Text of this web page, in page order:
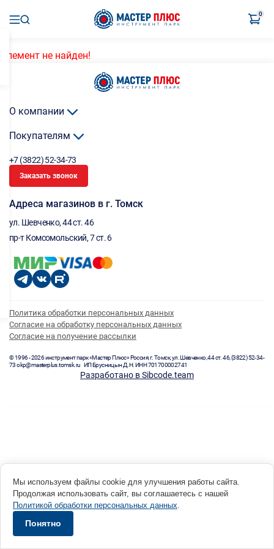
0
Элемент не найден!
О компании
Покупателям
+7 (3822) 52-34-73
Заказать звонок
Адреса магазинов в г. Томск
ул. Шевченко, 44 ст. 46
пр-т Комсомольский, 7 ст. 6
Политика обработки персональных данных
Согласие на обработку персональных данных
Согласие на получение рассылки
© 1996 - 2026 инструмент парк «Мастер Плюс» Россия, г. Томск, ул. Шевченко, 44 ст. 46, (3822) 52-34-
73 okp@masterplus.tomsk.ru ИП Брусницын Д.Н. ИНН 701700002741
Разработано в Sibcode.team
Мы используем файлы cookie для улучшения работы сайта.
Продолжая использовать сайт, вы соглашаетесь с нашей
Политикой обработки персональных данных.
Понятно